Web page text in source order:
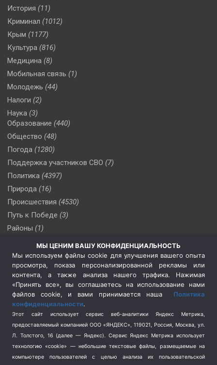
История (11)
Криминал (1012)
Крым (1177)
Культура (816)
Медицина (8)
Мобильная связь (1)
Молодежь (44)
Налоги (2)
Наука (3)
Образование (440)
Общество (48)
Погода (1280)
Поддержка участников СВО (7)
Политика (4397)
Природа (16)
Происшествия (4530)
Путь к Победе (3)
Районы (1)
(510)
Сельское хозяйство (3)
Социальная политика
(3)
Спецоперация в Украине
Спецоперация на Украине
(404)
Спорт (740)
Терроризм (1)
Транспорт (262)
Туризм (178)
МЫ ЦЕНИМ ВАШУ КОНФИДЕНЦИАЛЬНОСТЬ
Мы используем файлы cookie для улучшения вашего опыта
просмотра, показа персонализированной рекламы или
контента, а также анализа нашего трафика. Нажимая
«Принять все», вы соглашаетесь на использование нами
файлов cookie, и вами принимается наша Политика
конфиденциальности.
Этот сайт использует сервис веб-аналитики Яндекс Метрика,
предоставляемый компанией ООО «ЯНДЕКС», 119021, Россия, Москва, ул.
Л. Толстого, 16 (далее — Яндекс). Сервис Яндекс Метрика использует
технологию «cookie» — небольшие текстовые файлы, размещаемые на
компьютере пользователей с целью анализа их пользовательской